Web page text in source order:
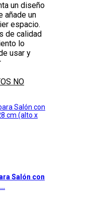
un diseño
añade un
espacio.
de calidad
lo
usar y
NO
Salón con